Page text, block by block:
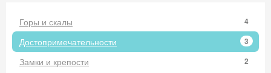
Горы и скалы 4
Достопримечательности 3
Замки и крепости 2